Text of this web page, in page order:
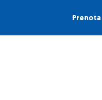
Prenota